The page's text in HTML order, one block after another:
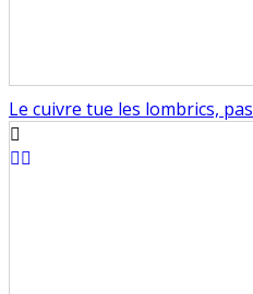
Le cuivre tue les lombrics,